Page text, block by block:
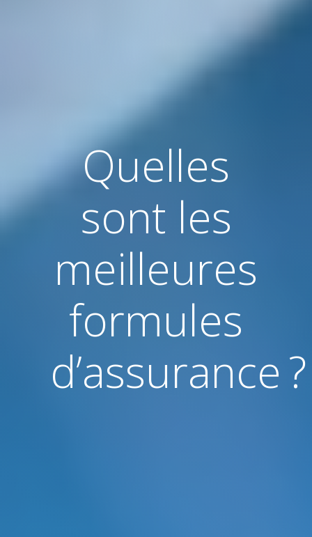
Quelles
sont les
meilleures
formules
d’assurance ?